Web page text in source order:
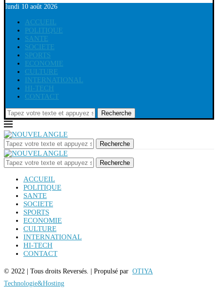
lundi 10 août 2026
ACCUEIL
POLITIQUE
SANTE
SOCIETE
SPORTS
ECONOMIE
CULTURE
INTERNATIONAL
HI-TECH
CONTACT
Recherche
Recherche
Recherche
ACCUEIL
POLITIQUE
SANTE
SOCIETE
SPORTS
ECONOMIE
CULTURE
INTERNATIONAL
HI-TECH
CONTACT
© 2022 | Tous droits Reversés. | Propulsé par OTIYA
Technologie&Hosting